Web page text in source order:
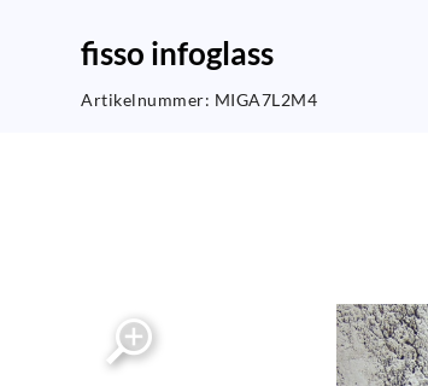
fisso infoglass
Artikelnummer: MIGA7L2M4